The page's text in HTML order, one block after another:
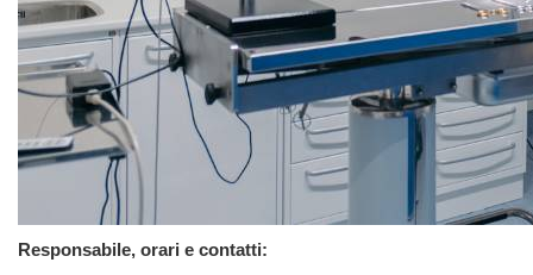
Responsabile, orari e contatti: